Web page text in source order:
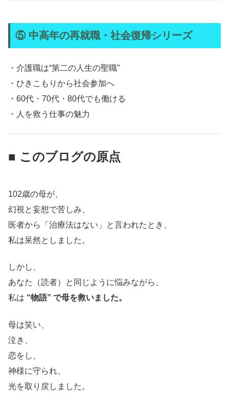
⑤ 中高年の再就職・社会復帰シリーズ
・介護職は“第二の人生の聖職”
・ひきこもりから社会参加へ
・60代・70代・80代でも働ける
・人を救う仕事の魅力
■ このブログの原点
102歳の母が、
幻視と妄想で苦しみ、
医者から「治療法はない」と言われたとき、
私は呆然としました。
しかし、
あなた（読者）と同じように悩みながら、
私は “物語” で母を救いました。
母は笑い、
泣き、
恋をし、
神様に守られ、
光を取り戻しました。